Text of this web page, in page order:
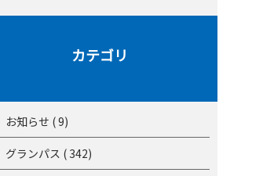
カテゴリ
お知らせ ( 9)
グランパス ( 342)